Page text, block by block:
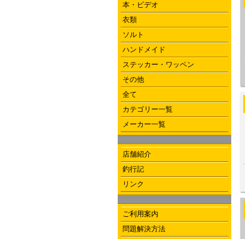
本・ビデオ
衣類
ソルト
ハンドメイド
ステッカー・ワッペン
その他
全て
カテゴリー一覧
メーカー一覧
店舗紹介
釣行記
リンク
ご利用案内
問題解決方法